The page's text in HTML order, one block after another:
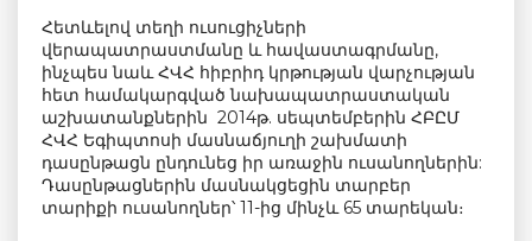
Հետևելով տեղի ուսուցիչների
վերապատրաստմանը և հավաստագրմանը,
ինչպես նաև ՀՎՀ հիբրիդ կրթության վարչության
հետ համակարգված նախապատրաստական
աշխատանքներին 2014թ. սեպտեմբերին ՀԲԸՄ
ՀՎՀ Եգիպտոսի մասնաճյուղի շախմատի
դասընթացն ընդունեց իր առաջին ուսանողներին:
Դասընթացներին մասնակցեցին տարբեր
տարիքի ուսանողներ՝ 11-ից մինչև 65 տարեկան։